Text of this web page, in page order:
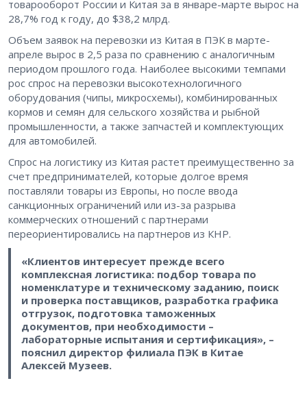
товарооборот России и Китая за в январе-марте вырос на
28,7% год к году, до $38,2 млрд.
Объем заявок на перевозки из Китая в ПЭК в марте-
апреле вырос в 2,5 раза по сравнению с аналогичным
периодом прошлого года. Наиболее высокими темпами
рос спрос на перевозки высокотехнологичного
оборудования (чипы, микросхемы), комбинированных
кормов и семян для сельского хозяйства и рыбной
промышленности, а также запчастей и комплектующих
для автомобилей.
Спрос на логистику из Китая растет преимущественно за
счет предпринимателей, которые долгое время
поставляли товары из Европы, но после ввода
санкционных ограничений или из-за разрыва
коммерческих отношений с партнерами
переориентировались на партнеров из КНР.
«Клиентов интересует прежде всего
комплексная логистика: подбор товара по
номенклатуре и техническому заданию, поиск
и проверка поставщиков, разработка графика
отгрузок, подготовка таможенных
документов, при необходимости –
лабораторные испытания и сертификация», –
пояснил директор филиала ПЭК в Китае
Алексей Музеев.